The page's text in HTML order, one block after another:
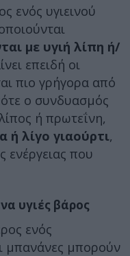
ενός υγιεινού
με υγιή λίπη ή/
επειδή οι
πιο γρήγορα από
ο συνδυασμός
ή πρωτεΐνη,
λίγο γιαούρτι,
ενέργειας που
υγιές βάρος
ενός
μπανάνες μπορούν